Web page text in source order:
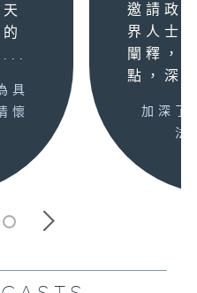
...
具
懷
邀請政
界人士
闡釋，
點，深
加深了
法